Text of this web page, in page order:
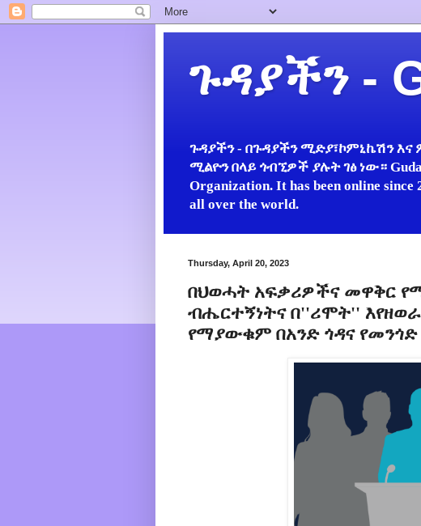
ጉዳያችን -
ጉዳያችን - በጉዳያችን ሚድያ፣ኮምኒኬሽን እና
ሚልዮን በላይ ጎብኚዎች ያሉት ገፅ ነው።
Organization. It has been online
all over the world.
Thursday, April 20, 2023
በህወሓት አፍቃሪዎችና መዋቅር
ብሔርተኝነትና በ''ሪሞት''
የማያውቁም በአንድ ጎዳና